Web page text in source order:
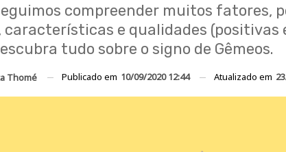
compreender muitos fatores,
e qualidades (positivas
tudo sobre o signo de Gêmeos.
Thomé Publicado em 10/09/2020 12:44 Atualizado em